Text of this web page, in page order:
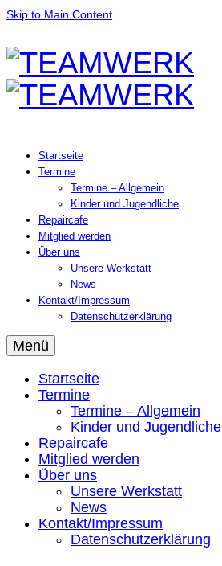
Skip to Main Content
Startseite
Termine
Termine – Allgemein
Kinder und Jugendliche
Repaircafe
Mitglied werden
Über uns
Unsere Werkstatt
News
Kontakt/Impressum
Datenschutzerklärung
Menü
Startseite
Termine
Termine – Allgemein
Kinder und Jugendliche
Repaircafe
Mitglied werden
Über uns
Unsere Werkstatt
News
Kontakt/Impressum
Datenschutzerklärung